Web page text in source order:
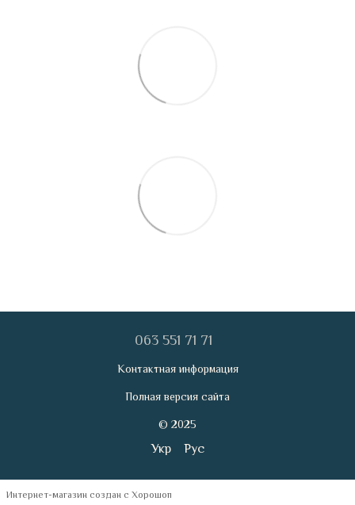
063 551 71 71
Контактная информация
Полная версия сайта
© 2025
Укр Рус
Интернет-магазин создан с Хорошоп